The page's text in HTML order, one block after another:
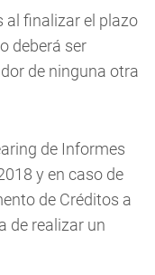
al finalizar el plazo
deberá ser
de ninguna otra
de Informes
y en caso de
de Créditos a
de realizar un